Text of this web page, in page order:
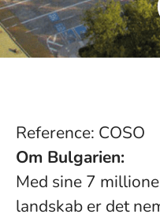
Reference: COSO
Om Bulgarien:
Med sine 7
landskab er det